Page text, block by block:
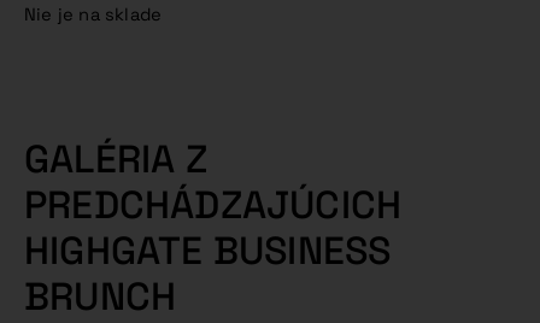
Nie je na sklade
GALÉRIA Z
PREDCHÁDZAJÚCICH
HIGHGATE BUSINESS
BRUNCH